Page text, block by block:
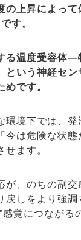
の上昇によって
す。
る温度受容体―
という神経セン
めです。
環境下では、発
今は危険な状態
せます。
が、のちの副交
戻しをより強調
覚につながる